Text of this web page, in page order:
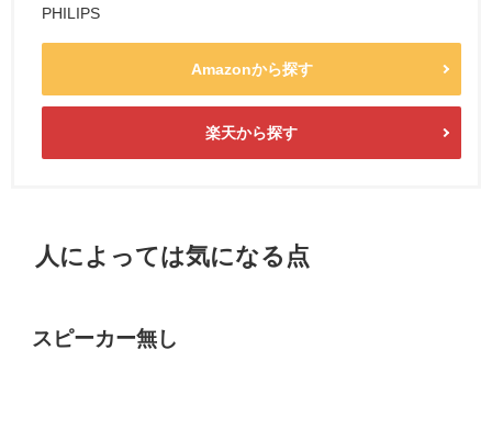
PHILIPS
Amazonから探す
楽天から探す
人によっては気になる点
スピーカー無し